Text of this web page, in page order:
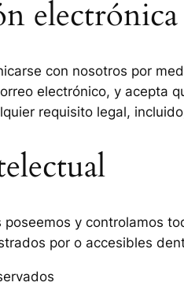
electrónica
con nosotros por
electrónico, y acepta
requisito legal,
y controlamos
por o accesibles